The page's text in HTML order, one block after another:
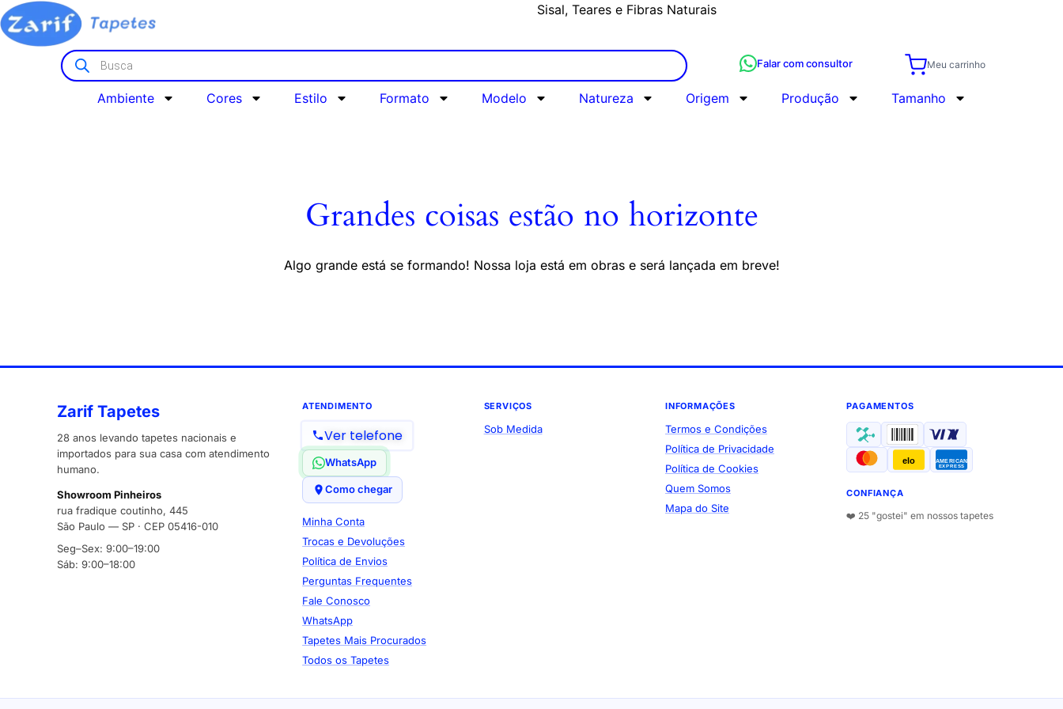
Sisal, Teares e Fibras Naturais
Meu carrinho
Falar com consultor
Ambiente Cores Estilo Formato Modelo Natureza Origem Produção Tamanho
Grandes coisas estão no horizonte
Algo grande está se formando! Nossa loja está em obras e será lançada em breve!
Zarif Tapetes
28 anos levando tapetes nacionais e
importados para sua casa com atendimento
humano.
Showroom Pinheiros
rua fradique coutinho, 445
São Paulo — SP · CEP 05416-010
Seg–Sex: 9:00–19:00
Sáb: 9:00–18:00
ATENDIMENTO
Ver telefone
WhatsApp
Como chegar
Minha Conta
Trocas e Devoluções
Política de Envios
Perguntas Frequentes
Fale Conosco
WhatsApp
Tapetes Mais Procurados
Todos os Tapetes
SERVIÇOS
Sob Medida
INFORMAÇÕES
Termos e Condições
Política de Privacidade
Política de Cookies
Quem Somos
Mapa do Site
PAGAMENTOS
elo AMERICAN
EXPRESS
CONFIANÇA
❤️ 25 "gostei" em nossos tapetes